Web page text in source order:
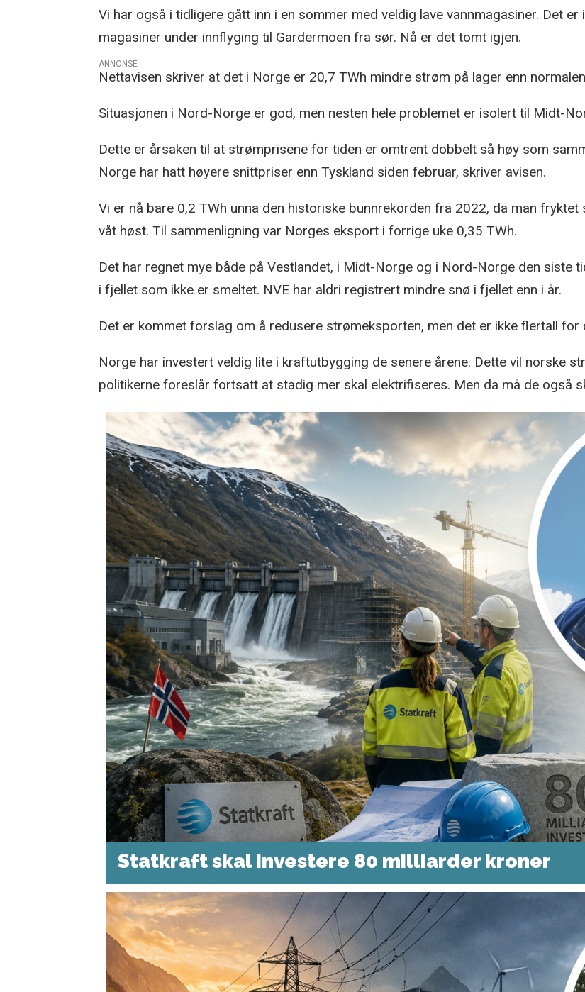
Vi har også i tidligere gått inn i en sommer med veldig lave vannmagasiner. Det
magasiner under innflyging til Gardermoen fra sør. Nå er det tomt igjen.
ANNONSE
Nettavisen skriver at det i Norge er 20,7 TWh mindre strøm på lager enn
Situasjonen i Nord-Norge er god, men nesten hele problemet er isolert til Midt-
Dette er årsaken til at strømprisene for tiden er omtrent dobbelt så høy som
Norge har hatt høyere snittpriser enn Tyskland siden februar, skriver avisen.
Vi er nå bare 0,2 TWh unna den historiske bunnrekorden fra 2022, da man
våt høst. Til sammenligning var Norges eksport i forrige uke 0,35 TWh.
Det har regnet mye både på Vestlandet, i Midt-Norge og i Nord-Norge den siste
i fjellet som ikke er smeltet. NVE har aldri registrert mindre snø i fjellet enn i år.
Det er kommet forslag om å redusere strømeksporten, men det er ikke flertall
Norge har investert veldig lite i kraftutbygging de senere årene. Dette vil norske
politikerne foreslår fortsatt at stadig mer skal elektrifiseres. Men da må de også
Statkraft skal investere 80 milliarder kroner